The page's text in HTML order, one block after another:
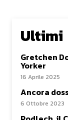
Ultimi
Gretchen
Yorker
16 Aprile 2025
Ancora
6 Ottobre 2023